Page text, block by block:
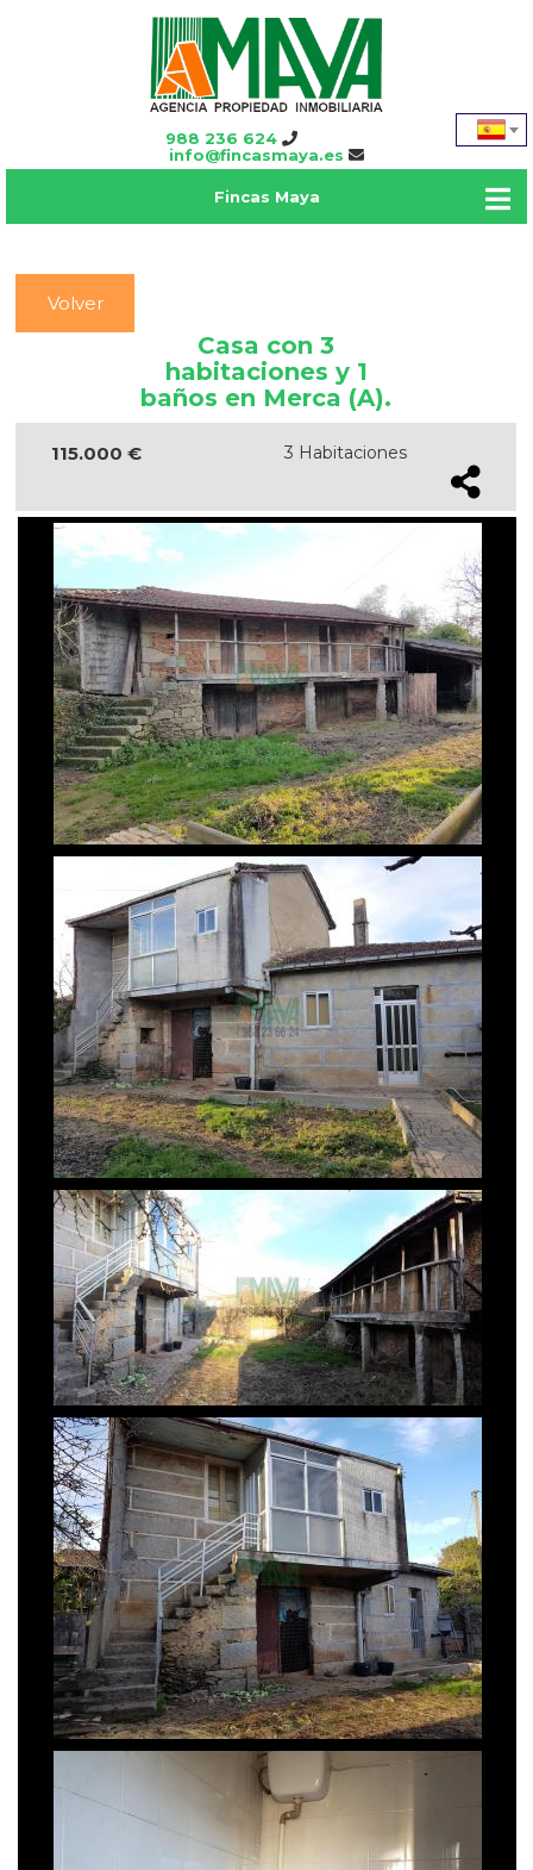
988 236 624
info@fincasmaya.es
Fincas Maya
Volver
Casa con 3
habitaciones y 1
baños en Merca (A).
115.000 € 3 Habitaciones